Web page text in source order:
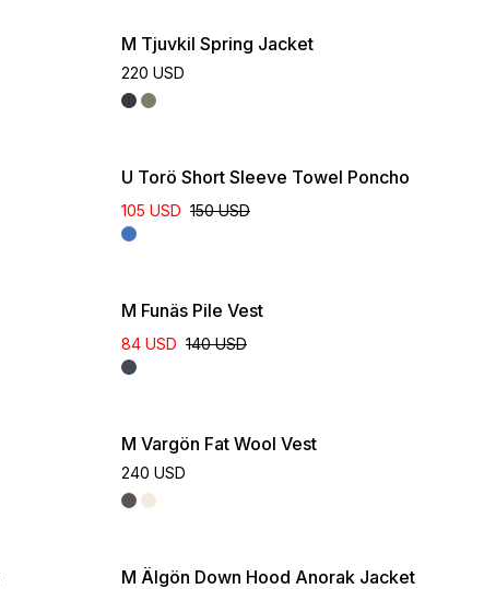
M Tjuvkil Spring Jacket
220 USD
U Torö Short Sleeve Towel Poncho
105 USD 150 USD
M Funäs Pile Vest
84 USD 140 USD
M Vargön Fat Wool Vest
240 USD
M Älgön Down Hood Anorak Jacket